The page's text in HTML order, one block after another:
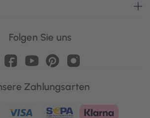
Folgen Sie uns
Zahlungsarten